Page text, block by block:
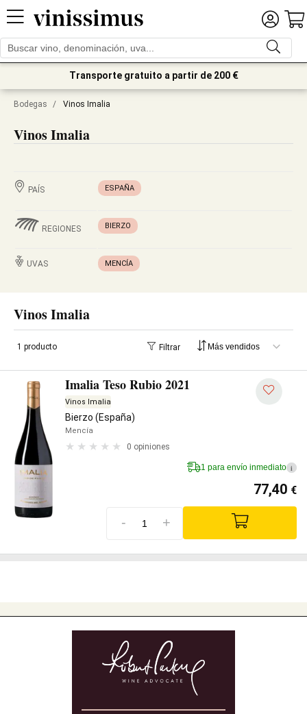
Transporte gratuito a partir de 200 €
Bodegas / Vinos Imalia
Vinos Imalia
PAÍS ESPAÑA
REGIONES BIERZO
UVAS MENCÍA
Vinos Imalia
1 producto Filtrar
Imalia Teso Rubio 2021
Vinos Imalia
Bierzo (España)
Mencía
0 opiniones
1 para envío inmediato i
77,40 €
- +